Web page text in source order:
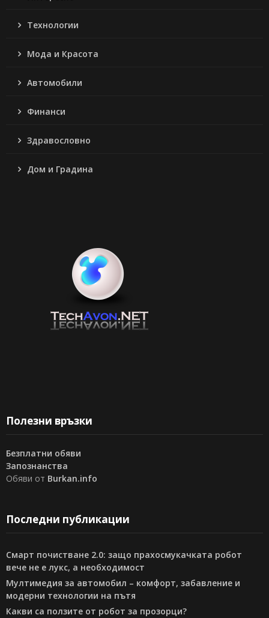
Технологии
Мода и Красота
Автомобили
Финанси
Здравословно
Дом и Градина
Полезни връзки
Безплатни обяви
Запознанства
Обяви от Burkan.info
Последни публикации
Смарт почистване 2.0: защо прахосмукачката робот
вече не е лукс, а необходимост
Мултимедия за автомобил – комфорт, забавление и
модерни технологии на пътя
Какви са ползите от робот за прозорци?